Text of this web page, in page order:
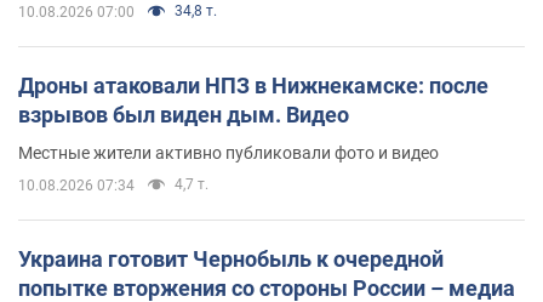
10.08.2026 07:00 34,8 т.
Дроны атаковали НПЗ в Нижнекамске: после
взрывов был виден дым. Видео
Местные жители активно публиковали фото и видео
10.08.2026 07:34 4,7 т.
Украина готовит Чернобыль к очередной
попытке вторжения со стороны России – медиа